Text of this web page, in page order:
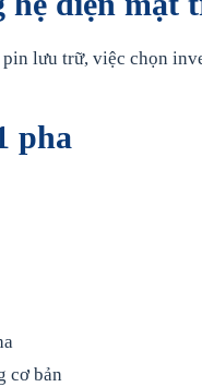
lưu trữ, việc chọn
pha
cơ bản